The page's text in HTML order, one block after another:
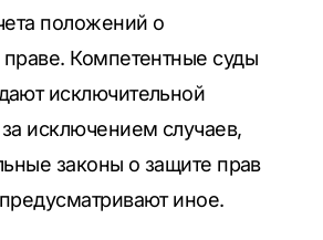
положений о
Компетентные суды
исключительной
исключением случаев,
законы о защите прав
иное.